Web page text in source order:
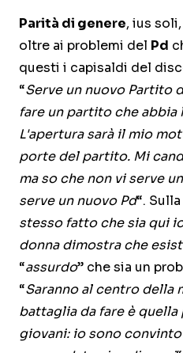
Parità di genere, ius soli,
oltre ai problemi del Pd
questi i capisaldi del
“Serve un nuovo Partito
fare un partito che abbia
L'apertura sarà il mio
porte del partito. Mi
ma so che non vi serve
serve un nuovo Pd“. Sulla
stesso fatto che sia qui
donna dimostra che
“assurdo” che sia un
“Saranno al centro della
battaglia da fare è
giovani: io sono